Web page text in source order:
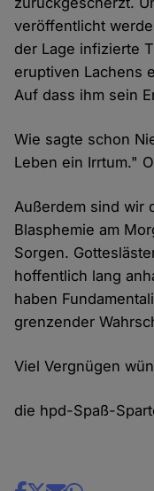
veröffentlicht
der Lage infizierte
eruptiven Lachens
Auf dass ihm sein
Wie sagte schon
Leben ein Irrtum."
Außerdem sind wir
Blasphemie am
Sorgen.
hoffentlich lang
haben
grenzender
Viel Vergnügen
die hpd-Spaß-